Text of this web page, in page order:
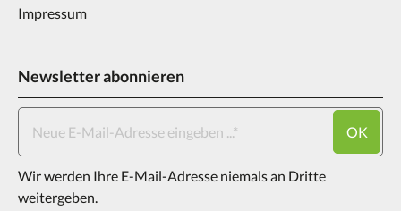
Impressum
Newsletter abonnieren
OK
Wir werden Ihre E-Mail-Adresse niemals an Dritte
weitergeben.